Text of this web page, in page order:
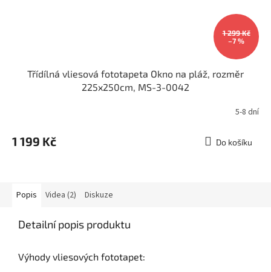
1 299 Kč
–7 %
Třídílná vliesová fototapeta Okno na pláž, rozměr
225x250cm, MS-3-0042
5-8 dní
1 199 Kč Do košíku
Popis Videa (2) Diskuze
Detailní popis produktu
Výhody vliesových fototapet: